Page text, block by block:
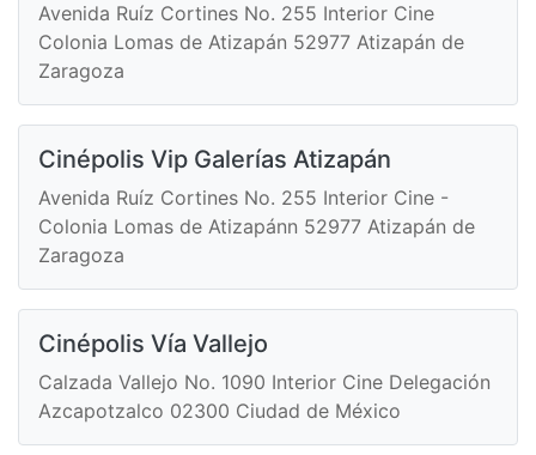
Avenida Ruíz Cortines No. 255 Interior Cine
Colonia Lomas de Atizapán 52977 Atizapán de
Zaragoza
Cinépolis Vip Galerías Atizapán
Avenida Ruíz Cortines No. 255 Interior Cine -
Colonia Lomas de Atizapánn 52977 Atizapán de
Zaragoza
Cinépolis Vía Vallejo
Calzada Vallejo No. 1090 Interior Cine Delegación
Azcapotzalco 02300 Ciudad de México